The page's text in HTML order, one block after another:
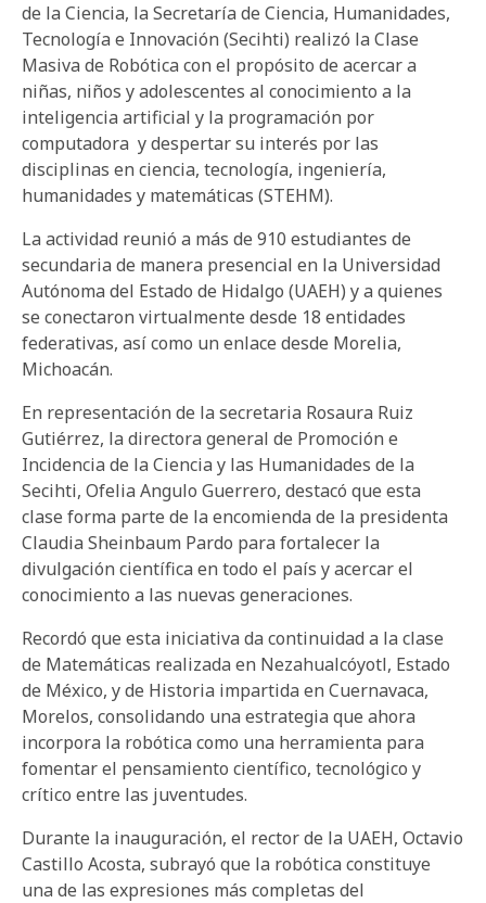
de la Ciencia, la Secretaría de Ciencia, Humanidades,
Tecnología e Innovación (Secihti) realizó la Clase
Masiva de Robótica con el propósito de acercar a
niñas, niños y adolescentes al conocimiento a la
inteligencia artificial y la programación por
computadora y despertar su interés por las
disciplinas en ciencia, tecnología, ingeniería,
humanidades y matemáticas (STEHM).
La actividad reunió a más de 910 estudiantes de
secundaria de manera presencial en la Universidad
Autónoma del Estado de Hidalgo (UAEH) y a quienes
se conectaron virtualmente desde 18 entidades
federativas, así como un enlace desde Morelia,
Michoacán.
En representación de la secretaria Rosaura Ruiz
Gutiérrez, la directora general de Promoción e
Incidencia de la Ciencia y las Humanidades de la
Secihti, Ofelia Angulo Guerrero, destacó que esta
clase forma parte de la encomienda de la presidenta
Claudia Sheinbaum Pardo para fortalecer la
divulgación científica en todo el país y acercar el
conocimiento a las nuevas generaciones.
Recordó que esta iniciativa da continuidad a la clase
de Matemáticas realizada en Nezahualcóyotl, Estado
de México, y de Historia impartida en Cuernavaca,
Morelos, consolidando una estrategia que ahora
incorpora la robótica como una herramienta para
fomentar el pensamiento científico, tecnológico y
crítico entre las juventudes.
Durante la inauguración, el rector de la UAEH, Octavio
Castillo Acosta, subrayó que la robótica constituye
una de las expresiones más completas del